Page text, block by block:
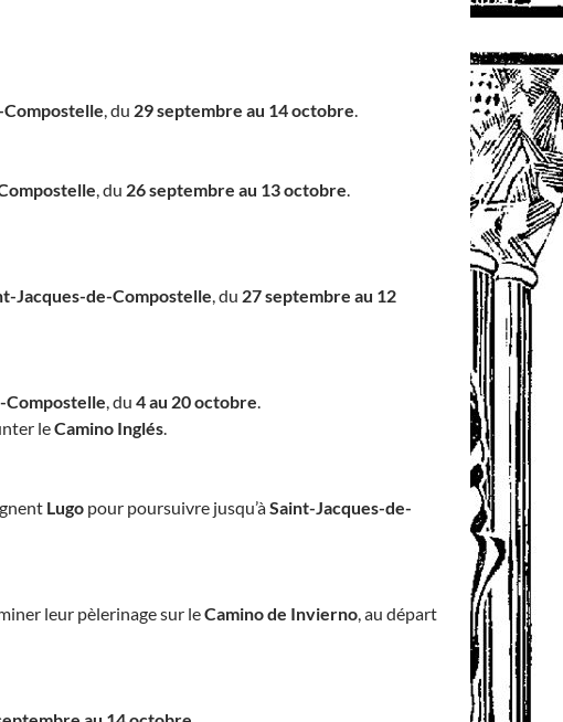
, du 29 septembre au 14 octobre.
, du 26 septembre au 13 octobre.
Jacques-de-Compostelle, du 27 septembre au 12
Compostelle, du 4 au 20 octobre.
leCamino Inglés.
Lugo pour poursuivre jusqu’àSaint-Jacques-de-
leur pèlerinage sur leCamino de Invierno, au départ